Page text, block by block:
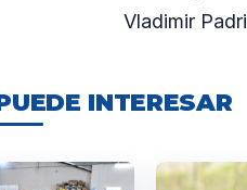
Vladimir
INTERESAR